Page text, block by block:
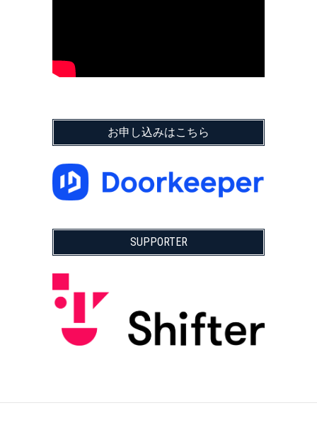
お申し込みはこちら
SUPPORTER